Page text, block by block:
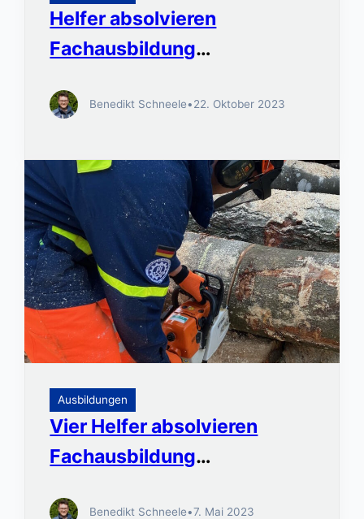
Helfer absolvieren
Fachausbildung
Benedikt Schneele•22. Oktober 2023
Ausbildungen
Vier Helfer absolvieren
Fachausbildung
Benedikt Schneele•7. Mai 2023